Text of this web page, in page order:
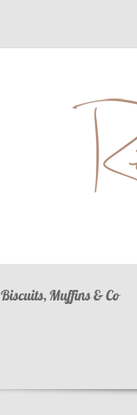
Biscuits, Muffins & Co